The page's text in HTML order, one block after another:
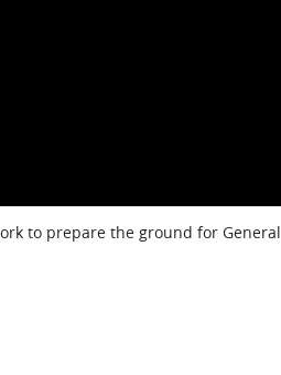
to prepare the ground for General